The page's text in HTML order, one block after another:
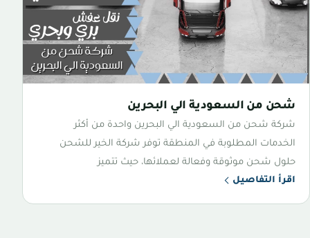
شحن من السعودية الي البحرين
شركة شحن من السعودية الي البحرين واحدة من أكثر
الخدمات المطلوبة في المنطقة توفر شركة الخير للشحن
حلول شحن موثوقة وفعالة لعملائها، حيث تتميز
اقرأ التفاصيل